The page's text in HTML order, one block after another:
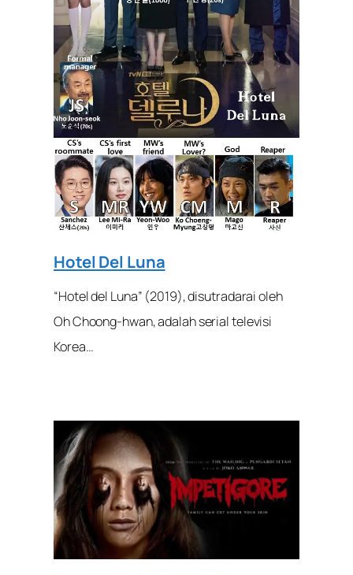
Hotel Del Luna
“Hotel del Luna” (2019), disutradarai oleh
Oh Choong-hwan, adalah serial televisi
Korea…